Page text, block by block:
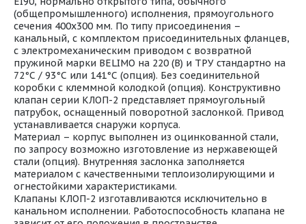
(общепромышленного) исполнения, прямоугольного
сечения 400х300 мм. По типу присоединения –
канальный, с комплектом присоединительных фланцев,
с электромеханическим приводом с возвратной
пружиной марки BELIMO на 220 (В) и ТРУ стандартно на
72°С / 93°С или 141°С (опция). Без соединительной
коробки с клеммной колодкой (опция). Конструктивно
клапан серии КЛОП-2 представляет прямоугольный
патрубок, оснащенный поворотной заслонкой. Привод
устанавливается снаружи корпуса.
Материал – корпус выполнен из оцинкованной стали,
по запросу возможно изготовление из нержавеющей
стали (опция). Внутренняя заслонка заполняется
материалом с качественными теплоизолирующими и
огнестойкими характеристиками.
Клапаны КЛОП-2 изготавливаются исключительно в
канальном исполнении. Работоспособность клапана не